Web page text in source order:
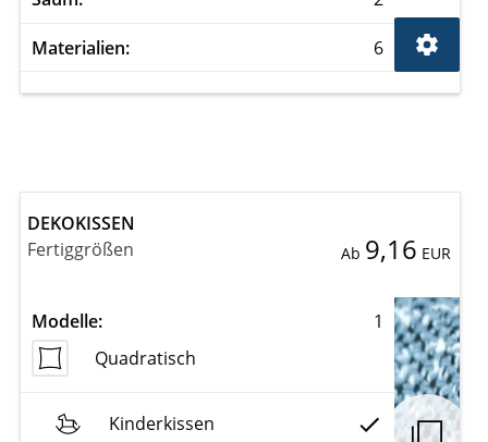
Materialien: 6
DEKOKISSEN
Fertiggrößen
Modelle:
1
Quadratisch
Kinderkissen
Ab 9,16 EUR